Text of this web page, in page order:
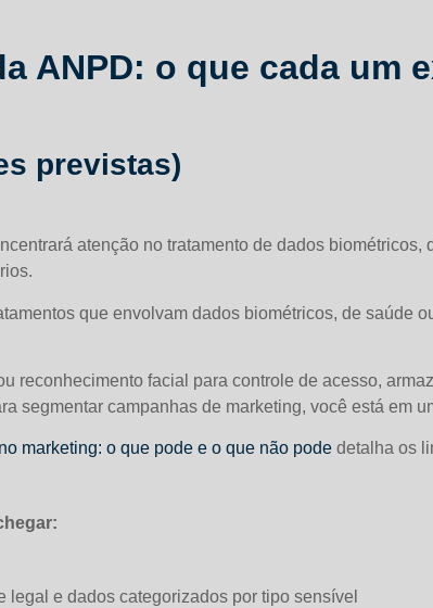
ANPD: o que cada um
previstas)
atenção no tratamento de dados
que envolvam dados biométricos, de saúde
reconhecimento facial para controle de acesso,
segmentar campanhas de marketing, você está em
marketing: o que pode e o que não pode detalha os
legal e dados categorizados por tipo sensível